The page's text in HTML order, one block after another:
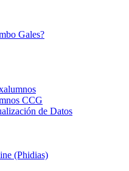
Gales?
CCG
de Datos
(Phidias)